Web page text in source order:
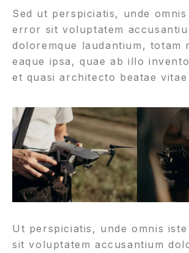
Sed ut perspiciatis, unde
error sit voluptatem
doloremque laudantium, totam
eaque ipsa, quae ab illo
et quasi architecto beatae
Ut perspiciatis, unde omnis
sit voluptatem accusantium